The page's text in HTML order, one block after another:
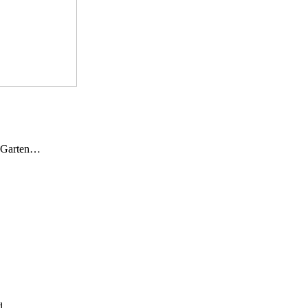
Garten…